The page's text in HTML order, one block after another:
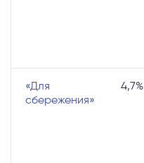
«Для
сбережения»
4,7%